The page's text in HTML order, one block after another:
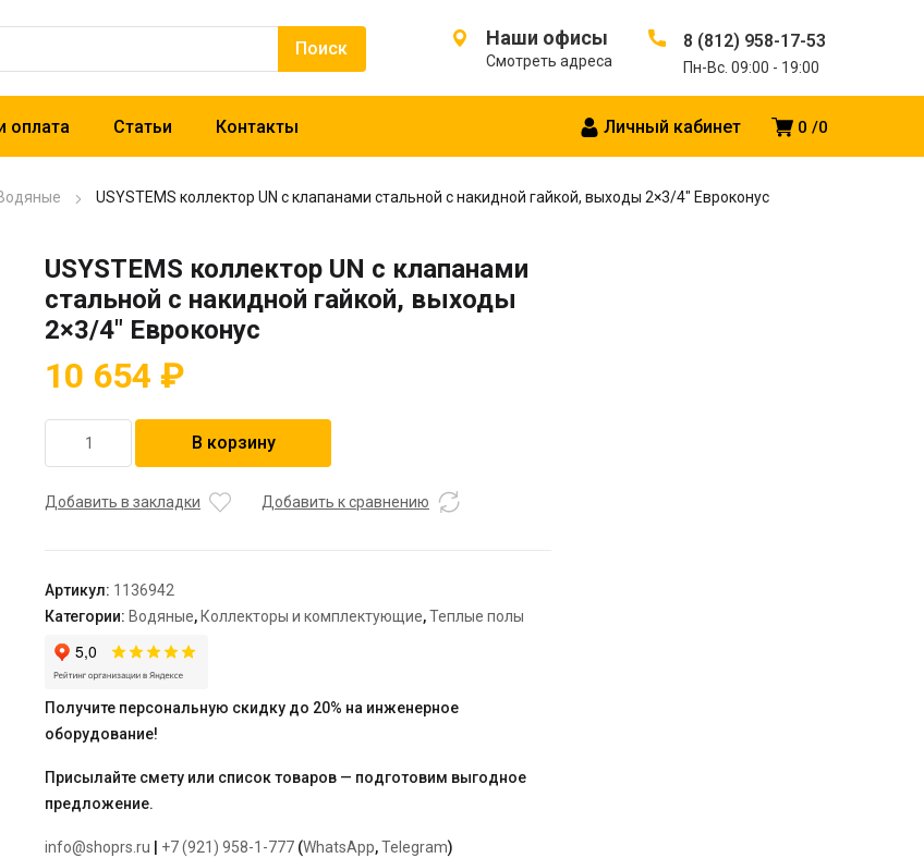
Наши офисы
Смотреть адреса
8 (812) 958-17-53
Пн-Вс. 09:00 - 19:00
0 0
Личный кабинет
оплата Статьи Контакты
USYSTEMS коллектор UN с клапанами стальной с накидной гайкой, выходы 2×3/4″ Евроконус
USYSTEMS коллектор UN с клапанами
стальной с накидной гайкой, выходы
2×3/4″ Евроконус
10 654 ₽
товара
коллектор
стальной
с
накидной
гайкой,
2x3/4"
Евроконус
В корзину
Добавить в закладки Добавить к сравнению
Артикул: 1136942
Категории: Водяные, Коллекторы и комплектующие,Теплые полы
Получите персональную скидку до 20% на инженерное
оборудование!
Присылайте смету или список товаров — подготовим выгодное
предложение.
info@shoprs.ru +7 (921) 958-1-777 (WhatsApp,Telegram)